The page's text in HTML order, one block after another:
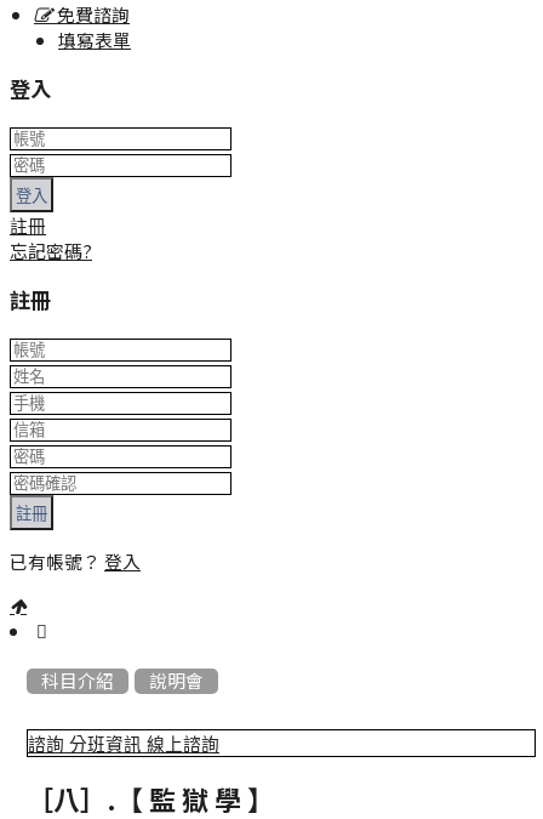
免費諮詢
填寫表單
登入
登入
註冊
忘記密碼?
註冊
註冊
已有帳號？ 登入
::: 科目介紹 說明會
諮詢 分班資訊 線上諮詢
［八］.【 監 獄 學 】